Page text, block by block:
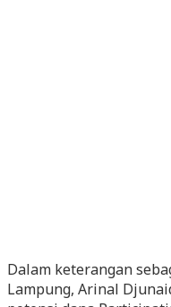
Dalam keterangan
Lampung, Arinal